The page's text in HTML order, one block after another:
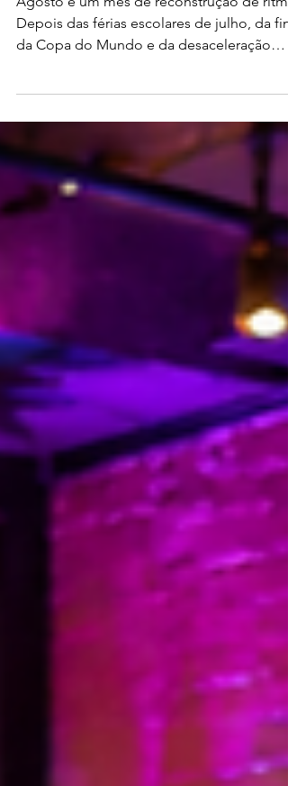
plano semanal de
campanhas
da Copa do Mundo e da desaceleração
típica do meio do ano, o público volta
gradualmente para a rotina. Isso muda a
forma como as pessoas consomem,
pesquisam, compram e se relacionam com
marcas. Em 2026, agosto traz uma
combinação estratégica para o marketing:
Dia dos Pais em 09/08, campanhas de
conscientização como Agosto Lilás e
Agosto Dourado, datas de educação,
juventude, saúde, cultur